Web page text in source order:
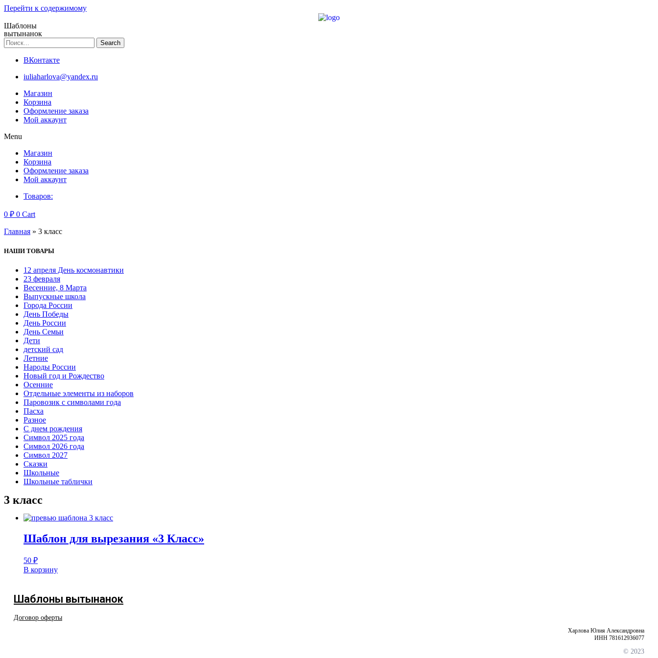
Перейти к содержимому
Шаблоны
вытынанок
Search
ВКонтакте
iuliaharlova@yandex.ru
Магазин
Корзина
Оформление заказа
Мой аккаунт
Menu
Магазин
Корзина
Оформление заказа
Мой аккаунт
Товаров:
0 ₽ 0 Cart
Главная » 3 класс
НАШИ ТОВАРЫ
12 апреля День космонавтики
23 февраля
Весенние, 8 Марта
Выпускные школа
Города России
День Победы
День России
День Семьи
Дети
детский сад
Летние
Народы России
Новый год и Рождество
Осенние
Отдельные элементы из наборов
Паровозик с символами года
Пасха
Разное
С днем рождения
Символ 2025 года
Символ 2026 года
Символ 2027
Сказки
Школьные
Школьные таблички
3 класс
Шаблон для вырезания «3 Класс»
50 ₽
В корзину
Шаблоны вытынанок
Договор оферты
Харлова Юлия Александровна
ИНН 781612936077
© 2023